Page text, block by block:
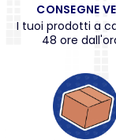
CONSEGNE
I tuoi prodotti a
48 ore